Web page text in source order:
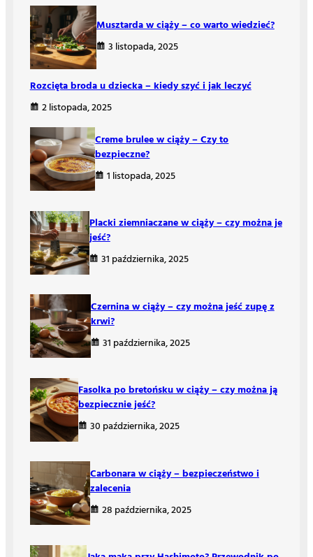
Musztarda w ciąży – co warto wiedzieć?
3 listopada, 2025
Rozcięta broda u dziecka – kiedy szyć i jak leczyć
2 listopada, 2025
Creme brulee w ciąży – Czy to
bezpieczne?
1 listopada, 2025
Placki ziemniaczane w ciąży – czy można je
jeść?
31 października, 2025
Czernina w ciąży – czy można jeść zupę z
krwi?
31 października, 2025
Fasolka po bretońsku w ciąży – czy można ją
bezpiecznie jeść?
30 października, 2025
Carbonara w ciąży – bezpieczeństwo i
zalecenia
28 października, 2025